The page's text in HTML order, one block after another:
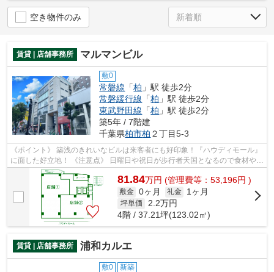
空き物件のみ
賃貸 | 店舗事務所 マルマンビル
敷0
常磐線 「柏 」駅 徒歩2分
常磐緩行線 「柏 」駅 徒歩2分
東武野田線 「柏 」駅 徒歩2分
築5年 / 7階建
千葉県柏市柏 ２丁目5-3
《ポイント》 築浅のきれいなビルは来客者にも好印象！『ハウディモール』
に面した好立地！ 《注意点》 日曜日や祝日が歩行者天国となるので食材や備
品の搬入に注意
81.84万円 (管理費等：53,196円 )
敷金 0ヶ月 礼金 1ヶ月
坪単価 2.2万円
4階 / 37.21坪(123.02㎡)
賃貸 | 店舗事務所 浦和カルエ
敷0 新築